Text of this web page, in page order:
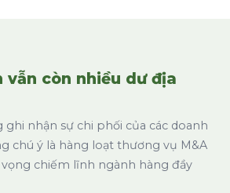
vẫn còn nhiều dư địa
ghi nhận sự chi phối của các doanh
chú ý là hàng loạt thương vụ M&A
chiếm lĩnh ngành hàng đầy